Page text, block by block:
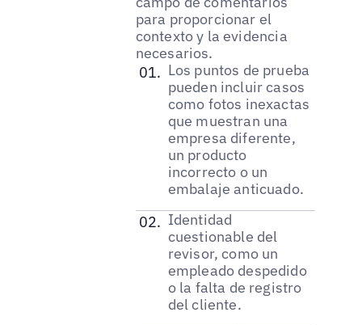
para proporcionar el
contexto y la evidencia
necesarios.
Los puntos de prueba
pueden incluir casos
como fotos inexactas
que muestran una
empresa diferente,
un producto
incorrecto o un
embalaje anticuado.
Identidad
cuestionable del
revisor, como un
empleado despedido
o la falta de registro
del cliente.